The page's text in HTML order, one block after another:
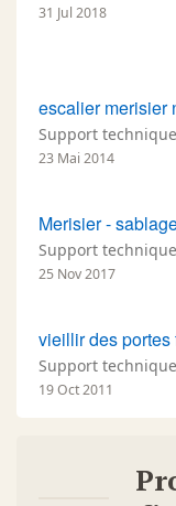
31 Jul 2018
escalier merisier
Support technique
23 Mai 2014
Merisier -
Support technique
25 Nov 2017
vieillir des portes
Support technique
19 Oct 2011